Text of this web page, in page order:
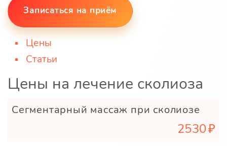
Записаться на приём
Цены
Статьи
Цены на лечение сколиоза
Сегментарный массаж при сколиозе
2530